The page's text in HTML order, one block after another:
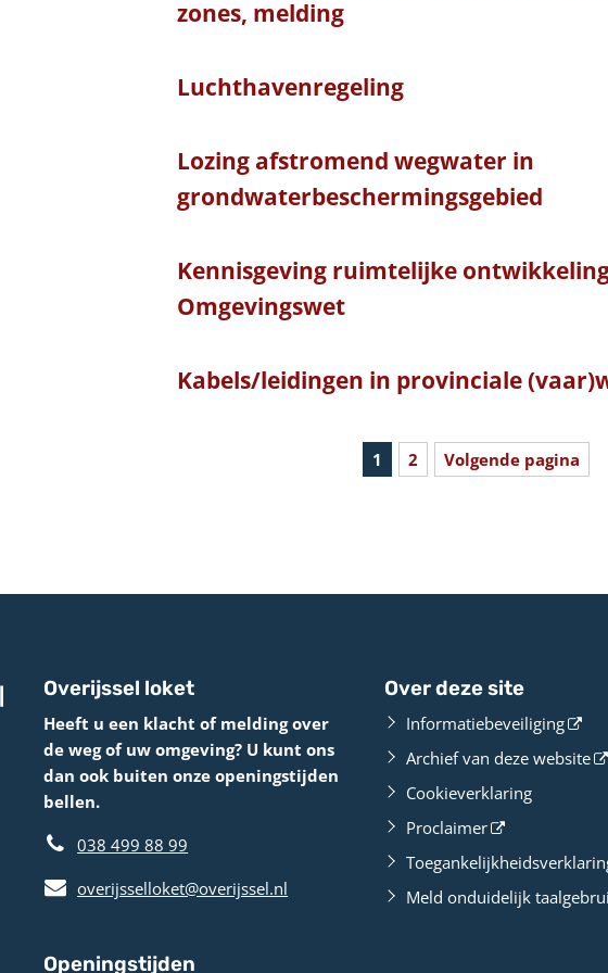
zones, melding
Luchthavenregeling
Lozing afstromend wegwater in
grondwaterbeschermingsgebied
Kennisgeving ruimtelijke
Omgevingswet
Kabels/leidingen in provinciale
1 2 Volgende pagina
Overijssel loket
Heeft u een klacht of melding over
de weg of uw omgeving? U kunt ons
dan ook buiten onze openingstijden
bellen.
038 499 88 99
overijsselloket@overijssel.nl
Openingstijden
Over deze site
Informatiebeveiliging
Archief van deze website
Cookieverklaring
Proclaimer
Meld onduidelijk